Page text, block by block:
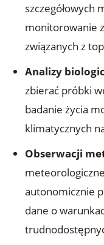
szczegółowych
monitorowanie
związanych z
Analizy
zbierać próbki
badanie życia
klimatycznych
Obserwacji
autonomicznie
⁢dane o